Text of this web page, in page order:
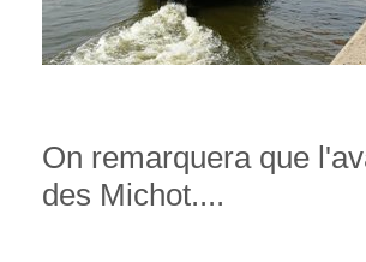
On remarquera que
des Michot....